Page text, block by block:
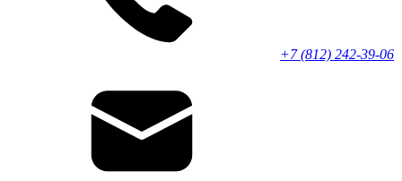
+7 (812) 242-39-06